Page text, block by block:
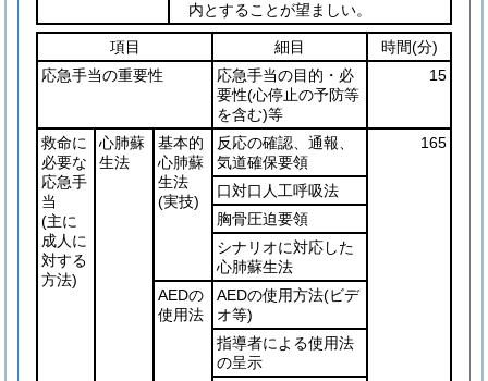
内とすることが望ましい。
項目 細目 時間(分)
応急手当の重要性
応急手当の目的・必
要性(心停止の予防等
を含む)等
15
救命に
必要な
応急手
当
(主に
成人に
対する
方法)
心肺蘇
生法
基本的
心肺蘇
生法
(実技)
反応の確認、通報、
気道確保要領
165
口対口人工呼吸法
胸骨圧迫要領
シナリオに対応した
心肺蘇生法
AEDの
使用法
AEDの使用方法(ビデ
オ等)
指導者による使用法
の呈示